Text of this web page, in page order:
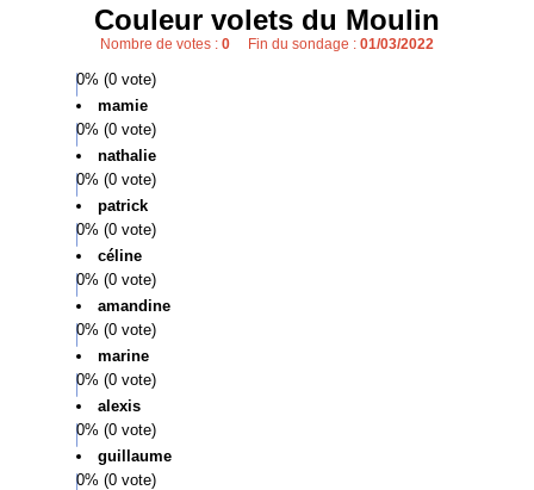
Couleur volets du Moulin
Nombre de votes : 0 Fin du sondage : 01/03/2022
0% (0 vote)
mamie
0% (0 vote)
nathalie
0% (0 vote)
patrick
0% (0 vote)
céline
0% (0 vote)
amandine
0% (0 vote)
marine
0% (0 vote)
alexis
0% (0 vote)
guillaume
0% (0 vote)